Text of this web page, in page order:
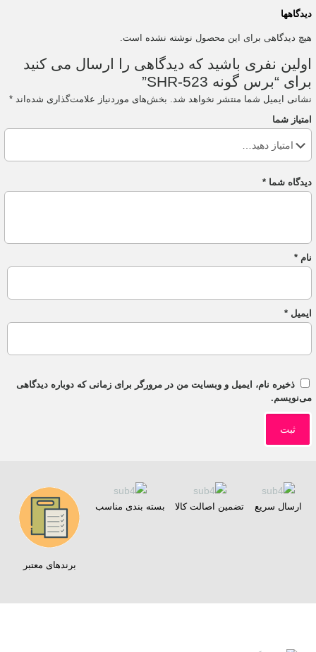
دیدگاهها
هیچ دیدگاهی برای این محصول نوشته نشده است.
اولین نفری باشید که دیدگاهی را ارسال می کنید
برای “برس گونه SHR-523”
نشانی ایمیل شما منتشر نخواهد شد. بخش‌های موردنیاز علامت‌گذاری شده‌اند *
امتیاز شما
دیدگاه شما *
نام *
ایمیل *
ذخیره نام، ایمیل و وبسایت من در مرورگر برای زمانی که دوباره دیدگاهی
می‌نویسم.
ارسال سریع تضمین اصالت کالا بسته بندی مناسب
برندهای معتبر